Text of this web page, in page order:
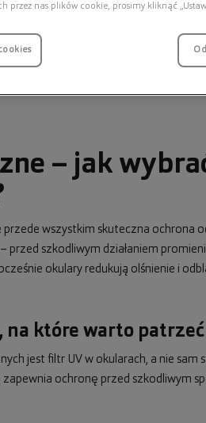
– jak
wszystkim skuteczna ochrona
szkodliwym działaniem
okulary redukują olśnienie i
na które warto patrzeć
jest filtr UV w okularach, a nie
ochronę przed szkodliwym
przez nas plików cookie, prosimy kliknąć